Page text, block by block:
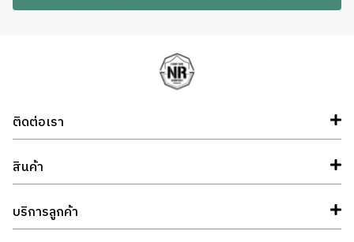
ติดต่อเรา
สินค้า
บริการลูกค้า